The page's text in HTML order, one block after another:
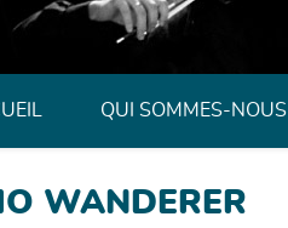
QUI SOMMES-NOUS
WANDERER